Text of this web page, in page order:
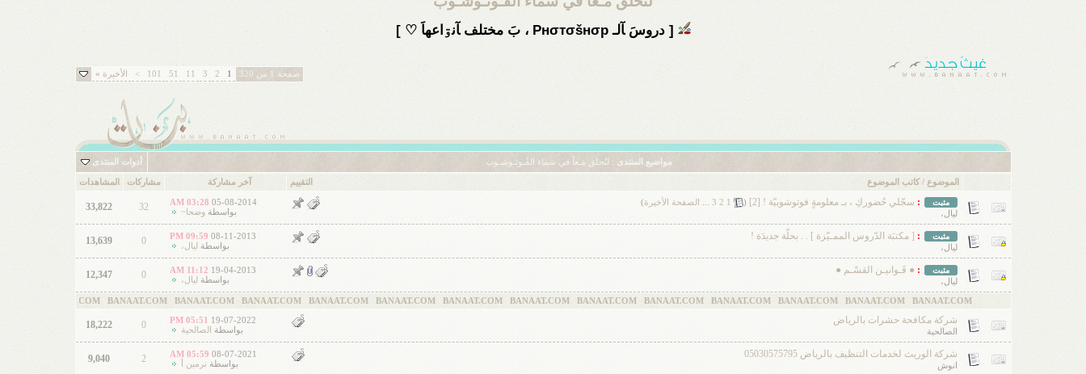
[ دروسَ ﺂلـ Pнσтσšнσp ، بَ مختلف ﺂنۊاعهاَ ♡ ]
صفحة 1 من 320 1
2
3
11
51
101
> الأخيرة »
مواضيع المنتدى : لنُحلق مَـعاً في سَماء الفُـوتـوشـوب أدوات المنتدى
التقييم الموضوع /كاتب الموضوع آخر مشاركة مشاركات المشاهدات
مثبت : سجّلي حُضوركِ ، بـ معلومةٍ فوتوشوبيّة ! [2] (
1
2
3 الصفحة الأخيرة)
ليال،
05-08-2014
03:28 AM
بواسطةوضحا~ 32
33,822
مثبت : [ مكتبَة الدّروس الممـيّزة ] . . بحلّة جديدَة !
ليال،
08-11-2013
09:59 PM
بواسطة
ليال، 0
13,639
مثبت : ● قَـوانيـن القسْـم ●
ليال،
19-04-2013
11:12 AM
بواسطة
ليال، 0
12,347
BANAAT.COM BANAAT.COM BANAAT.COM BANAAT.COM BANAAT.COM BANAAT.COM BANAAT.COM BANAAT.COM BANAAT.COM BANAAT.COM BANAAT.COM
شركة مكافحة حشرات بالرياض
الصالحية
19-07-2022
05:51 PM
بواسطة
الصالحية 0
18,222
شركة الوريث لخدمات التنظيف بالرياض 05030575795
انوش
08-07-2021
05:59 AM
بواسطة نرمين أ 2
9,040